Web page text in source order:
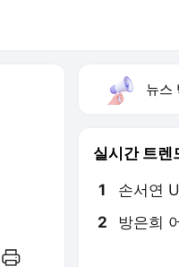
뉴스
실시간 트렌
1 손서연
2 방은희